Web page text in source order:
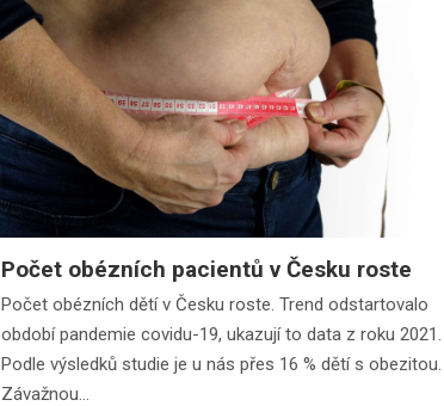
Počet obézních pacientů v Česku roste
Počet obézních dětí v Česku roste. Trend odstartovalo
období pandemie covidu-19, ukazují to data z roku 2021.
Podle výsledků studie je u nás přes 16 % dětí s obezitou.
Závažnou…